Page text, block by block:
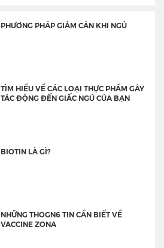
PHƯƠNG PHÁP GIẢM CÂN KHI NGỦ
TÌM HIỂU VỀ CÁC LOẠI THỰC PHẨM GÂY
TÁC ĐỘNG ĐẾN GIẤC NGỦ CỦA BẠN
BIOTIN LÀ GÌ?
NHỮNG THOGN6 TIN CẦN BIẾT VỀ
VACCINE ZONA